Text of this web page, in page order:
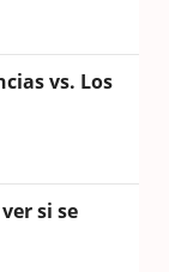
vs. Los
si se